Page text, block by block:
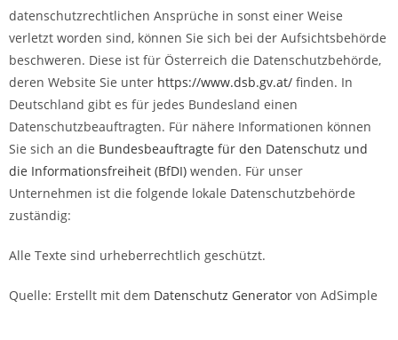
datenschutzrechtlichen Ansprüche in sonst einer Weise
verletzt worden sind, können Sie sich bei der Aufsichtsbehörde
beschweren. Diese ist für Österreich die Datenschutzbehörde,
deren Website Sie unter https://www.dsb.gv.at/ finden. In
Deutschland gibt es für jedes Bundesland einen
Datenschutzbeauftragten. Für nähere Informationen können
Sie sich an die Bundesbeauftragte für den Datenschutz und
die Informationsfreiheit (BfDI) wenden. Für unser
Unternehmen ist die folgende lokale Datenschutzbehörde
zuständig:
Alle Texte sind urheberrechtlich geschützt.
Quelle: Erstellt mit dem Datenschutz Generator von AdSimple